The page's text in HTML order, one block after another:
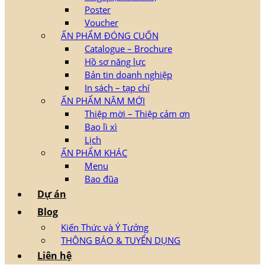
Poster
Voucher
ẤN PHẨM ĐÓNG CUỐN
Catalogue – Brochure
Hồ sơ năng lực
Bản tin doanh nghiệp
In sách – tạp chí
ẤN PHẨM NĂM MỚI
Thiệp mời – Thiệp cảm ơn
Bao lì xì
Lịch
ẤN PHẨM KHÁC
Menu
Bao đũa
Dự án
Blog
Kiến Thức và Ý Tưởng
THÔNG BÁO & TUYỂN DỤNG
Liên hệ